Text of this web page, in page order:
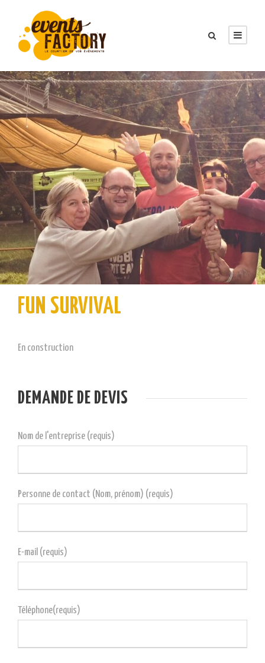
FUN SURVIVAL
En construction
DEMANDE DE DEVIS
Nom de l'entreprise (requis)
Personne de contact (Nom, prénom) (requis)
E-mail (requis)
Téléphone(requis)